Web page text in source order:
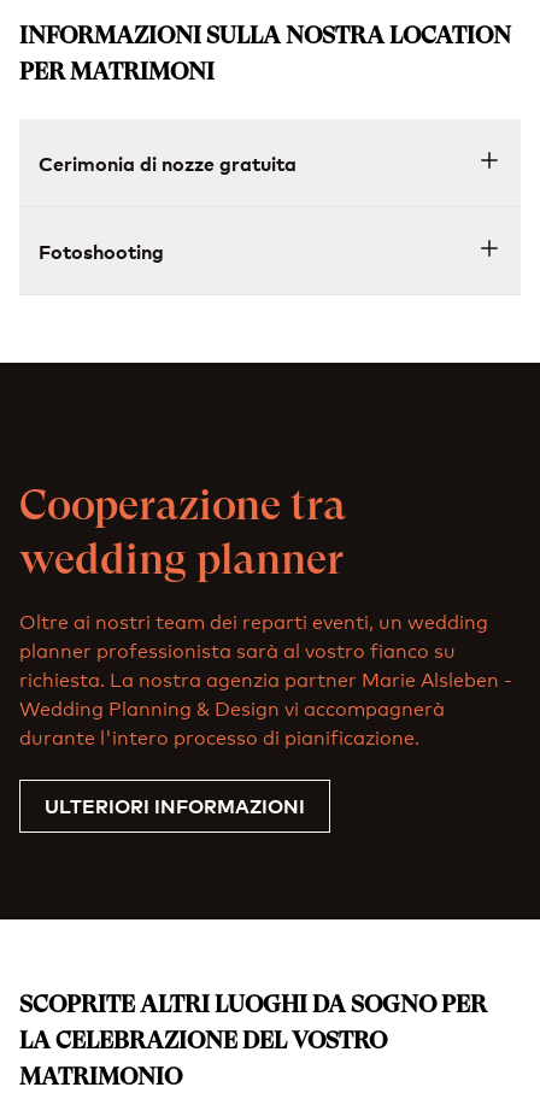
INFORMAZIONI SULLA NOSTRA LOCATION
PER MATRIMONI
Cerimonia di nozze gratuita
Fotoshooting
Cooperazione tra
wedding planner
Oltre ai nostri team dei reparti eventi, un wedding
planner professionista sarà al vostro fianco su
richiesta. La nostra agenzia partner Marie Alsleben -
Wedding Planning & Design vi accompagnerà
durante l'intero processo di pianificazione.
ULTERIORI INFORMAZIONI
SCOPRITE ALTRI LUOGHI DA SOGNO PER
LA CELEBRAZIONE DEL VOSTRO
MATRIMONIO